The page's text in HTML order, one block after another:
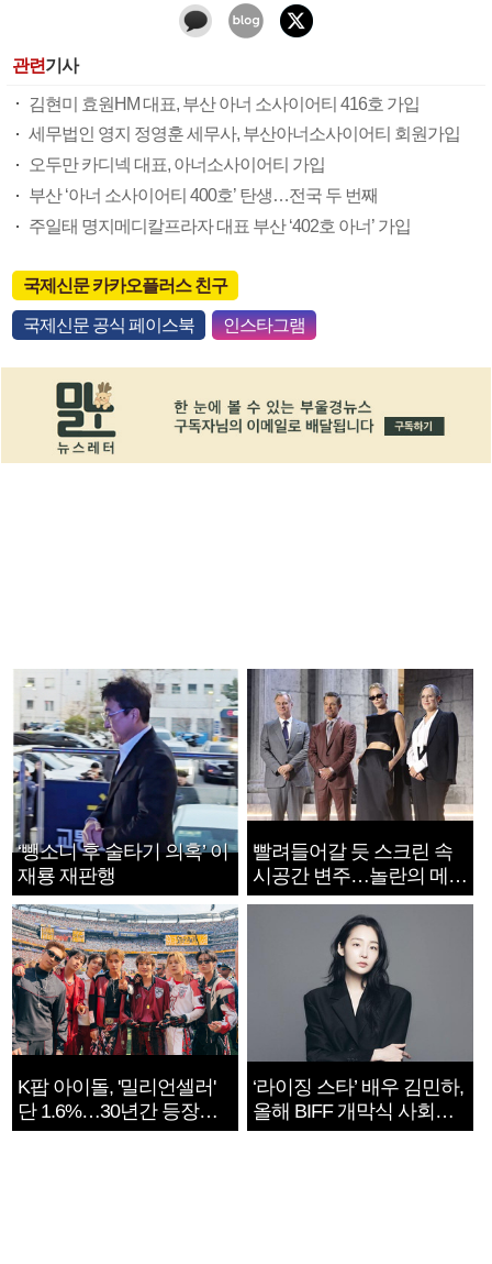
관련기사
김현미 효원HM 대표, 부산 아너 소사이어티 416호 가입
세무법인 영지 정영훈 세무사, 부산아너소사이어티 회원가입
오두만 카디넥 대표, 아너소사이어티 가입
부산 ‘아너 소사이어티 400호’ 탄생…전국 두 번째
주일태 명지메디칼프라자 대표 부산 ‘402호 아너’ 가입
국제신문 카카오플러스 친구
국제신문 공식 페이스북 인스타그램
‘뺑소니 후 술타기 의혹’ 이
재룡 재판행
빨려들어갈 듯 스크린 속
시공간 변주…놀란의 메시
지는 ‘전쟁 속죄’
K팝 아이돌, '밀리언셀러'
단 1.6%…30년간 등장
1182개팀 전수조사
‘라이징 스타’ 배우 김민하,
올해 BIFF 개막식 사회자
확정